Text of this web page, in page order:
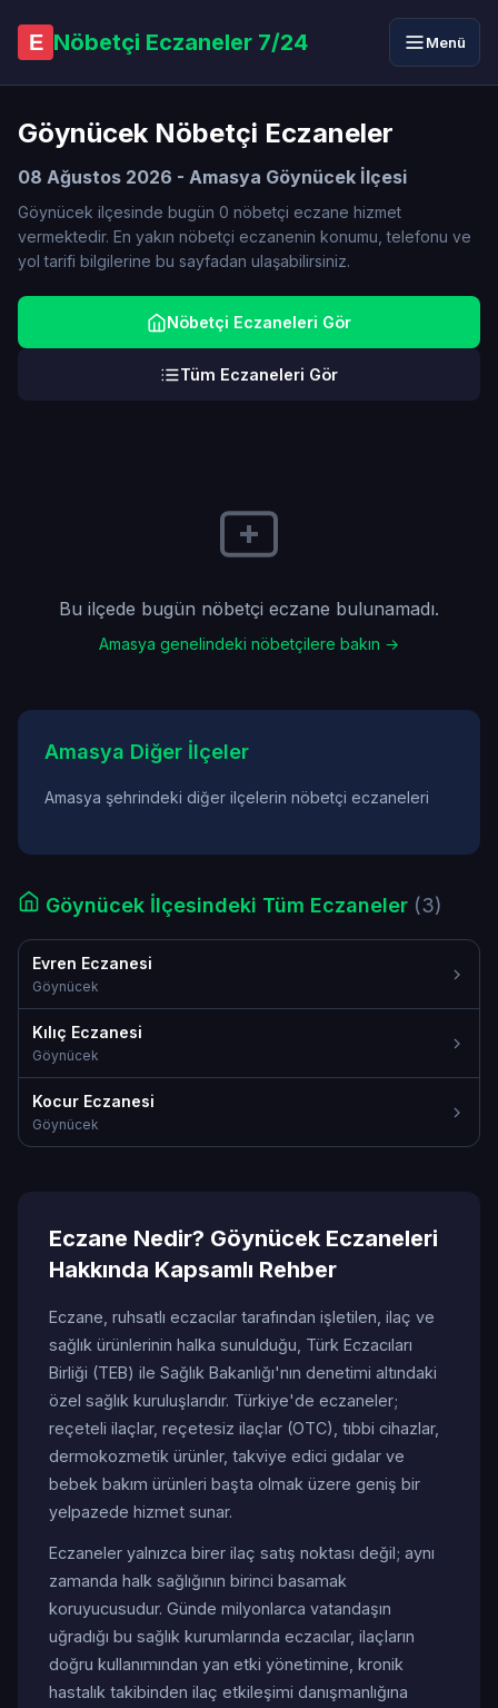
E Nöbetçi Eczaneler 7/24 Menü
Göynücek Nöbetçi Eczaneler
08 Ağustos 2026 - Amasya Göynücek İlçesi
Göynücek ilçesinde bugün 0 nöbetçi eczane hizmet
vermektedir. En yakın nöbetçi eczanenin konumu, telefonu ve
yol tarifi bilgilerine bu sayfadan ulaşabilirsiniz.
Nöbetçi Eczaneleri Gör
Tüm Eczaneleri Gör
Bu ilçede bugün nöbetçi eczane bulunamadı.
Amasya genelindeki nöbetçilere bakın →
Amasya Diğer İlçeler
Amasya şehrindeki diğer ilçelerin nöbetçi eczaneleri
Göynücek İlçesindeki Tüm Eczaneler (3)
Evren Eczanesi
Göynücek
Kılıç Eczanesi
Göynücek
Kocur Eczanesi
Göynücek
Eczane Nedir? Göynücek Eczaneleri
Hakkında Kapsamlı Rehber
Eczane, ruhsatlı eczacılar tarafından işletilen, ilaç ve
sağlık ürünlerinin halka sunulduğu, Türk Eczacıları
Birliği (TEB) ile Sağlık Bakanlığı'nın denetimi altındaki
özel sağlık kuruluşlarıdır. Türkiye'de eczaneler;
reçeteli ilaçlar, reçetesiz ilaçlar (OTC), tıbbi cihazlar,
dermokozmetik ürünler, takviye edici gıdalar ve
bebek bakım ürünleri başta olmak üzere geniş bir
yelpazede hizmet sunar.
Eczaneler yalnızca birer ilaç satış noktası değil; aynı
zamanda halk sağlığının birinci basamak
koruyucusudur. Günde milyonlarca vatandaşın
uğradığı bu sağlık kurumlarında eczacılar, ilaçların
doğru kullanımından yan etki yönetimine, kronik
hastalık takibinden ilaç etkileşimi danışmanlığına